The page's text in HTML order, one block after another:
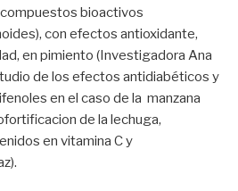
bioactivos
con efectos antioxidante,
en pimiento (Investigadora Ana
de los efectos antidiabéticos y
en el caso de la manzana
de la lechuga,
en vitamina C y